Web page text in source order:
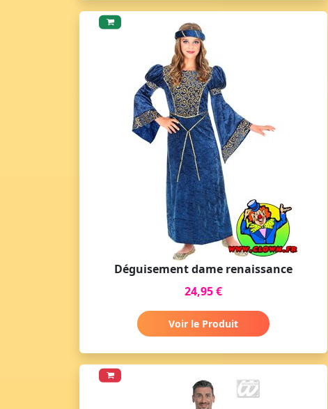
Déguisement dame renaissance
24,95 €
Voir le Produit